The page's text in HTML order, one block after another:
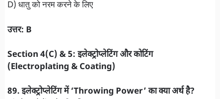
D) धातु को नरम करने के लिए
उत्तर: B
Section 4(C) & 5: इलेक्ट्रोप्लेटिंग और कोटिंग
(Electroplating & Coating)
89. इलेक्ट्रोप्लेटिंग में ‘Throwing Power’ का क्या अर्थ है?